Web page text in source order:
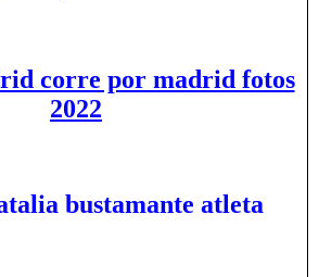
corre por madrid fotos
2022
bustamante atleta